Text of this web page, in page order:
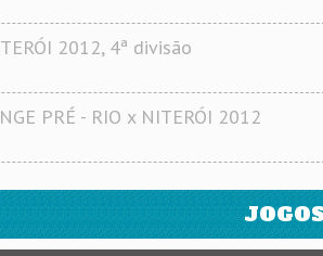
2012, 4ª divisão
PRÉ - RIO x NITERÓI 2012